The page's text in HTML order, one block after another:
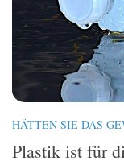
HÄTTEN SIE DAS
Plastik ist für